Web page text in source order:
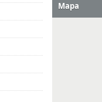
Mapa